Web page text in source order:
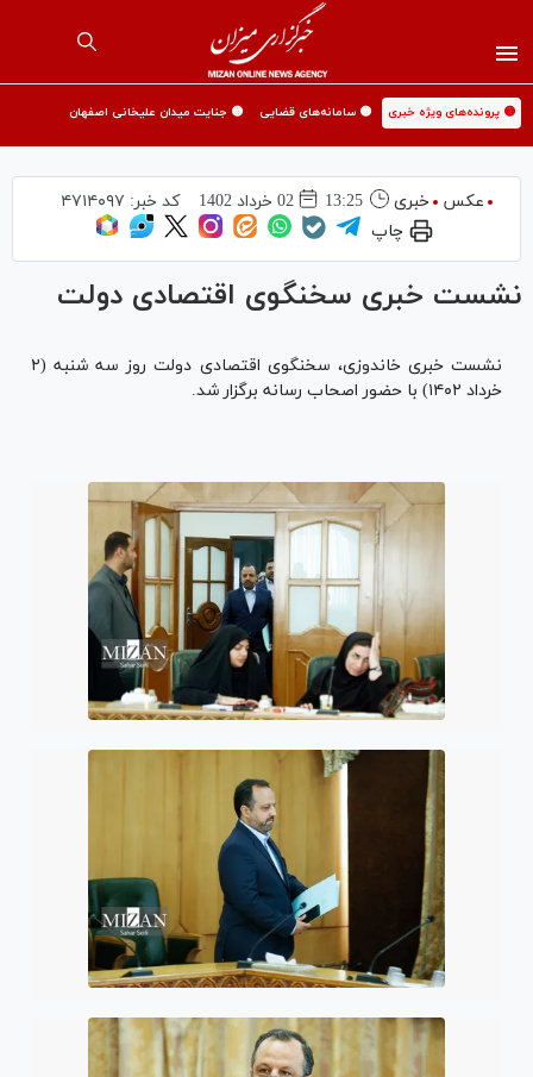
🟡 پرونده‌های ویژه خبری 🟡 سامانه‌های قضایی 🟡 جنایت میدان علیخانی اصفهان
عکس خبری 13:25 02 خرداد 1402 کد خبر: ۴۷۱۴۰۹۷
چاپ
نشست خبری سخنگوی اقتصادی دولت
نشست خبری خاندوزی، سخنگوی اقتصادی دولت روز سه شنبه (۲
خرداد ۱۴۰۲) با حضور اصحاب رسانه برگزار شد.